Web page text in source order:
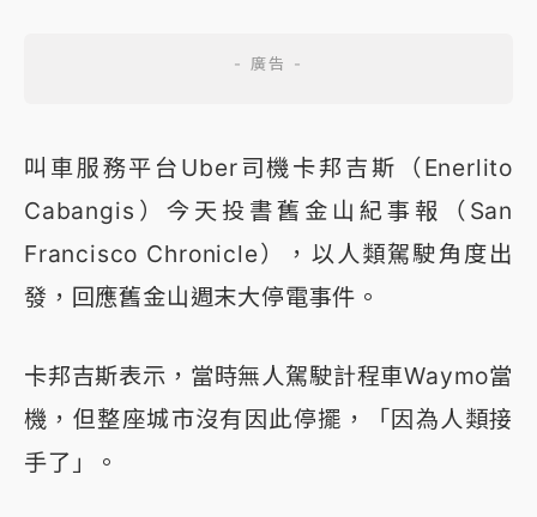
叫車服務平台Uber司機卡邦吉斯（Enerlito
Cabangis）今天投書舊金山紀事報（San
Francisco Chronicle），以人類駕駛角度出
發，回應舊金山週末大停電事件。
卡邦吉斯表示，當時無人駕駛計程車Waymo當
機，但整座城市沒有因此停擺，「因為人類接
手了」。